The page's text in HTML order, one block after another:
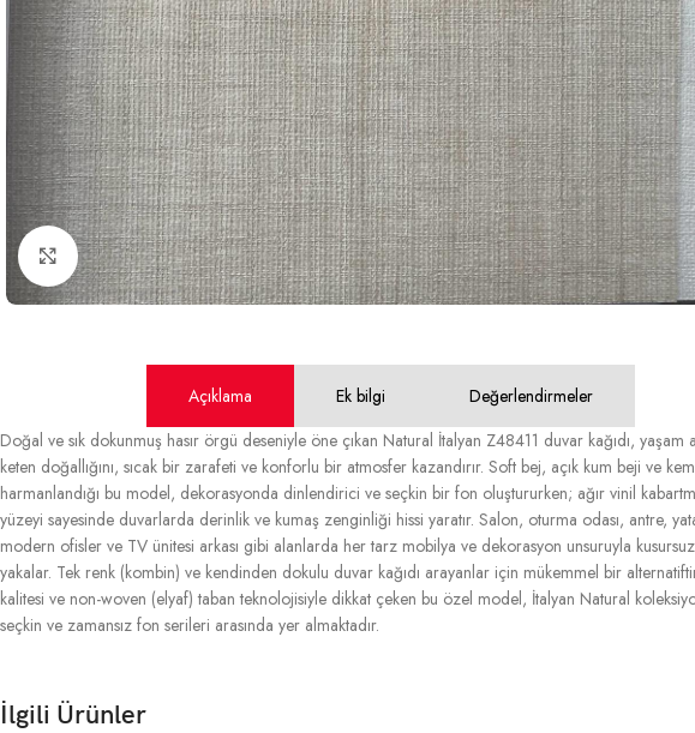
Büyütmek için tıklayın
Açıklama Ek bilgi
Değerlendirmeler
Doğal ve sık dokunmuş hasır örgü deseniyle öne çıkan Natural İtalyan Z48411 duvar kağıdı, yaşam
keten doğallığını, sıcak bir zarafeti ve konforlu bir atmosfer kazandırır. Soft bej, açık kum beji ve
harmanlandığı bu model, dekorasyonda dinlendirici ve seçkin bir fon oluştururken; ağır vinil
yüzeyi sayesinde duvarlarda derinlik ve kumaş zenginliği hissi yaratır. Salon, oturma odası, antre,
modern ofisler ve TV ünitesi arkası gibi alanlarda her tarz mobilya ve dekorasyon unsuruyla
yakalar. Tek renk (kombin) ve kendinden dokulu duvar kağıdı arayanlar için mükemmel bir
kalitesi ve non-woven (elyaf) taban teknolojisiyle dikkat çeken bu özel model, İtalyan Natural
seçkin ve zamansız fon serileri arasında yer almaktadır.
İlgili Ürünler